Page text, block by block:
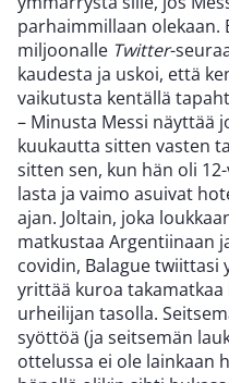
parhaimmillaan olekaan.
miljoonalle Twitter-
kaudesta ja uskoi, että
vaikutusta kentällä
– Minusta Messi näyttää
kuukautta sitten vasten
sitten sen, kun hän oli
lasta ja vaimo asuivat
ajan. Joltain, joka
matkustaa Argentiinaan
covidin, Balague twiittasi
yrittää kuroa
urheilijan tasolla.
syöttöä (ja seitsemän
ottelussa ei ole lainkaan